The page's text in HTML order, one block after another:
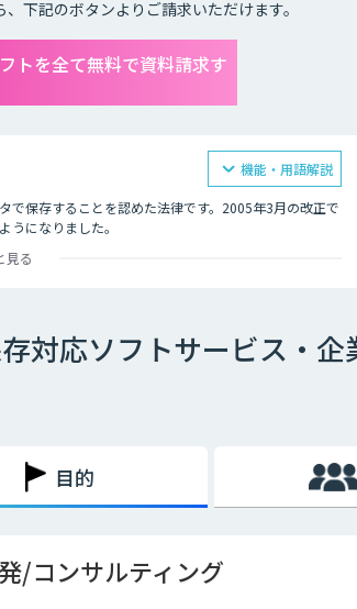
下記のボタンよりご請求いただけます。
トを全て無料で資料請求す
で保存することを認めた法律です。2005年3月の改正で
うになりました。
（電子計算機出力マイクロフィルム）に保存する方
る方法。2015年まではスキャナ保存に「電子署名」が
電子署名も不要。
義務化されます。今後ますます紙書類を扱う機会は減
め、できるだけ早いタイミングでAI-OCRや会計ソフト
見る
機能・用語解説
対応ソフトサービス・企
目的
/コンサルティング